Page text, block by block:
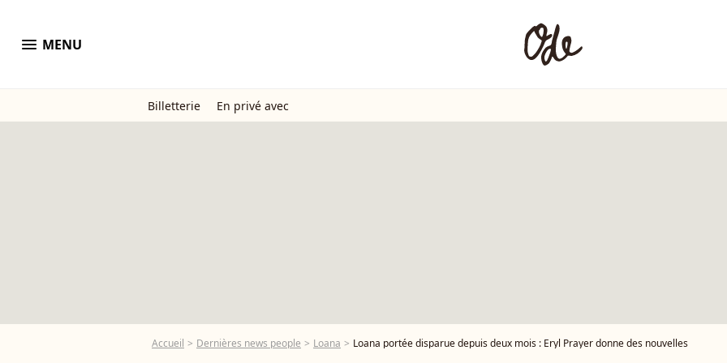
menu MENU
Billetterie En privé avec
Accueil Dernières news people Loana Loana portée disparue depuis deux mois : Eryl Prayer donne des nouvelles